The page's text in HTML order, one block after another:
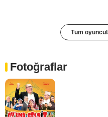
Tüm
Fotoğraflar